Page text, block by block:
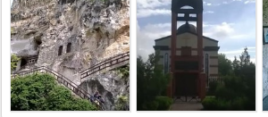
Members
Business
interest